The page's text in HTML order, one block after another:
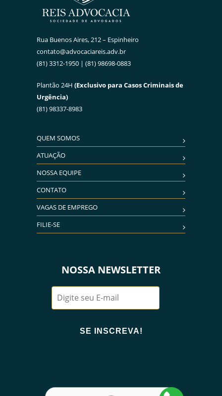
Rua Buenos Aires, 212 – Espinheiro
contato@advocaciareis.adv.br
(81) 3312-1950 | (81) 98698-0883
Plantão 24H (Exclusivo para Casos Criminais de
Urgência)
(81) 98337-8983
QUEM SOMOS
ATUAÇÃO
NOSSA EQUIPE
CONTATO
VAGAS DE EMPREGO
FILIE-SE
NOSSA NEWSLETTER